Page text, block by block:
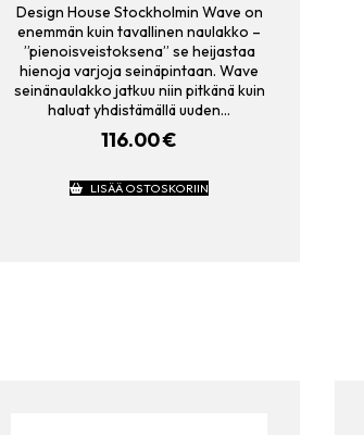
Design House Stockholmin Wave on
enemmän kuin tavallinen naulakko –
”pienoisveistoksena” se heijastaa
hienoja varjoja seinäpintaan. Wave
seinänaulakko jatkuu niin pitkänä kuin
haluat yhdistämällä uuden…
116.00€
LISÄÄ OSTOSKORIIN